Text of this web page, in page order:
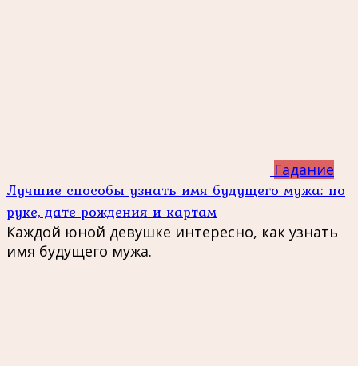
Гадание
Лучшие способы узнать имя будущего мужа: по
руке, дате рождения и картам
Каждой юной девушке интересно, как узнать
имя будущего мужа.